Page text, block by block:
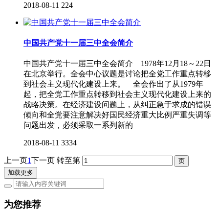
2018-08-11 224
中国共产党十一届三中全会简介
中国共产党十一届三中全会简介 1978年12月18～22日
在北京举行。全会中心议题是讨论把全党工作重点转移
到社会主义现代化建设上来。 全会作出了从1979年
起，把全党工作重点转移到社会主义现代化建设上来的
战略决策。在经济建设问题上，从纠正急于求成的错误
倾向和全党要注意解决好国民经济重大比例严重失调等
问题出发，必须采取一系列新的
2018-08-11 3334
上一页1下一页 转至第
加载更多
为您推荐